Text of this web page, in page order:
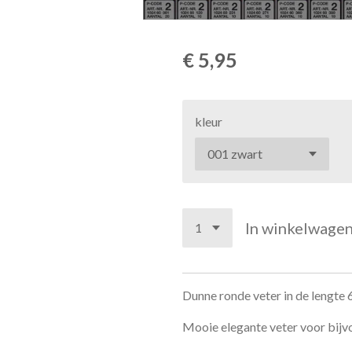
€ 5,95
kleur
In winkelwagen
Dunne ronde veter in de lengte
Mooie elegante veter voor